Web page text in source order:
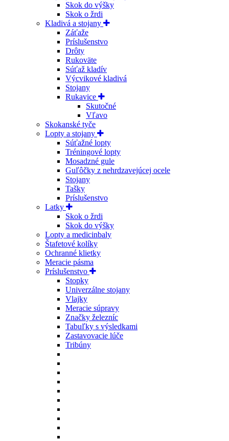
Skok do výšky
Skok o žrdi
Kladivá a stojany
Záťaže
Príslušenstvo
Drôty
Rukoväte
Súťaž kladív
Výcvikové kladivá
Stojany
Rukavice
Skutočné
Vľavo
Skokanské tyče
Lopty a stojany
Súťažné lopty
Tréningové lopty
Mosadzné gule
Guľôčky z nehrdzavejúcej ocele
Stojany
Tašky
Príslušenstvo
Latky
Skok o žrdi
Skok do výšky
Lopty a medicinbaly
Štafetové kolíky
Ochranné klietky
Meracie pásma
Príslušenstvo
Stopky
Univerzálne stojany
Vlajky
Meracie súpravy
Značky železníc
Tabuľky s výsledkami
Zastavovacie lúče
Tribúny